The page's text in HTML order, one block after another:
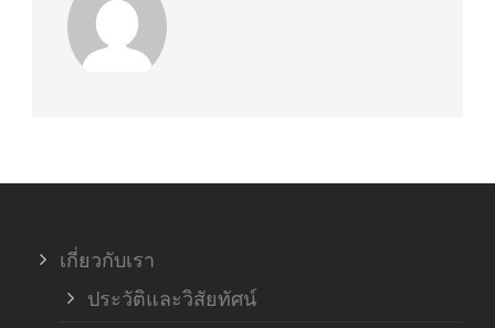
เกี่ยวกับเรา
ประวัติและวิสัยทัศน์